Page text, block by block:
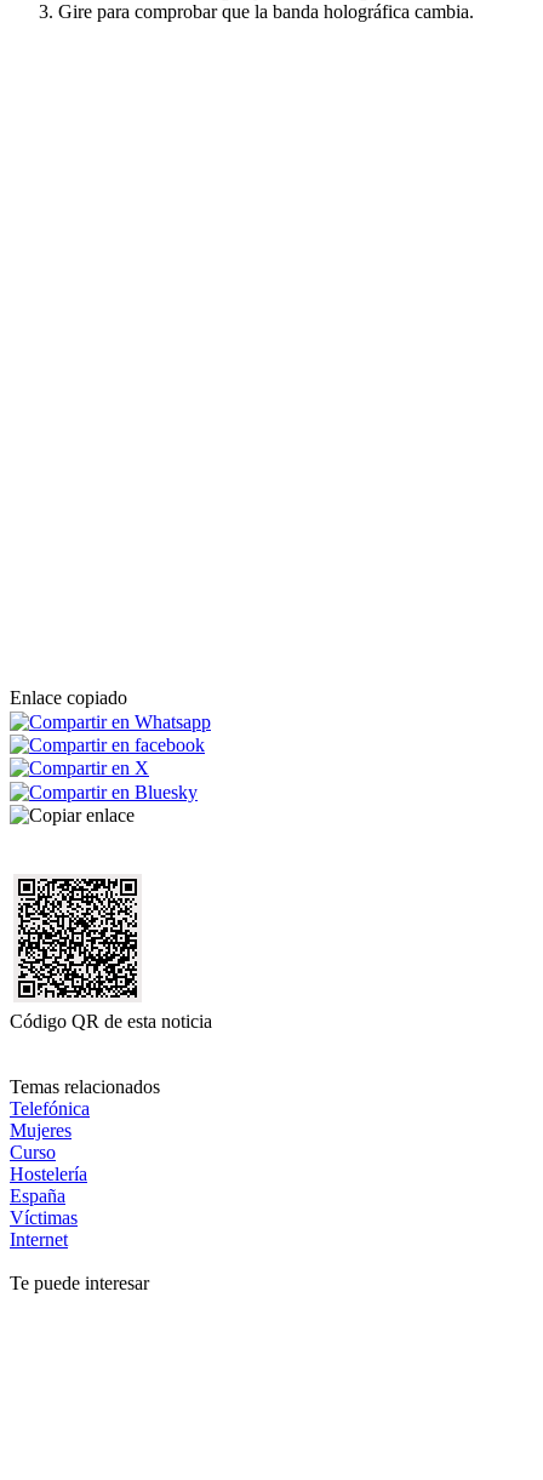
Gire para comprobar que la banda holográfica cambia.
Enlace copiado
Código QR de esta noticia
Temas relacionados
Telefónica
Mujeres
Curso
Hostelería
España
Víctimas
Internet
Te puede interesar